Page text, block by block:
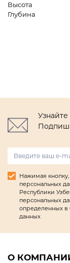
Высота
Глубина
Нажимая
персональных
Республики
персональных
определенных в
данных
О